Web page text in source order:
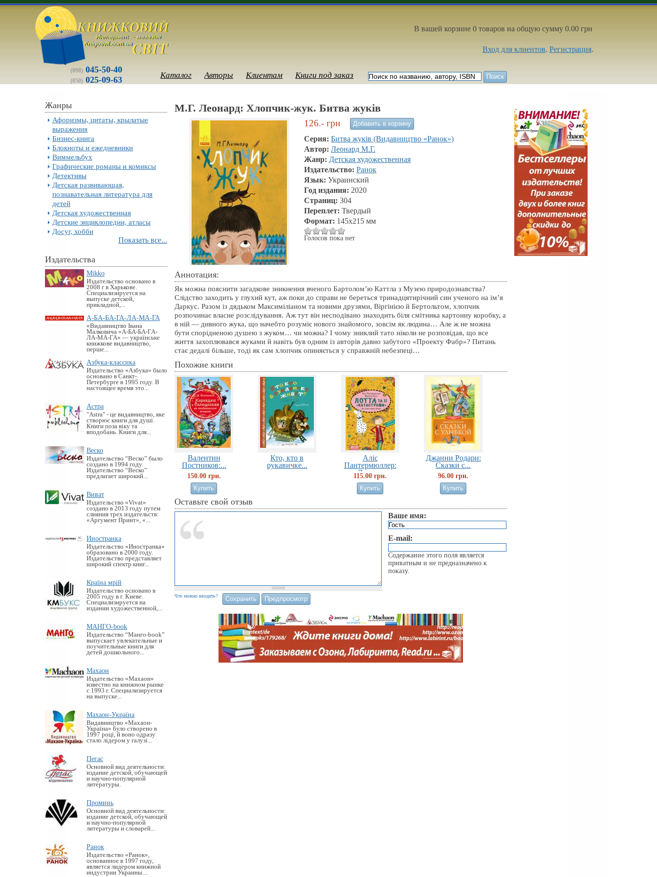
Вход для клиентов. Регистрация.
(098) 045-50-40
(050) 025-09-63
В вашей корзине 0 товаров на общую сумму 0.00 грн
Каталог Авторы Клиентам Книги под заказ
Жанры
Афоризмы, цитаты, крылатые
выражения
Бизнес-книга
Блокноты и ежедневники
Виммельбух
Графические романы и комиксы
Детективы
Детская развивающая,
познавательная литература для
детей
Детская художественная
Детские энциклопедии, атласы
Досуг, хобби
Показать все...
Издательства
Mikko
Издательство основано в
2008 г в Харькове.
Специализируется на
выпуске детской,
прикладной,...
А-БА-БА-ГА-ЛА-МА-ГА
«Видавництво Івана
Малковича «А-БА-БА-ГА-
ЛА-МА-ГА» — українське
книжкове видавництво,
перше...
Азбука-классика
Издательство «Азбука» было
основано в Санкт-
Петербурге в 1995 году. В
настоящее время это...
Астра
"Astra" - це видавництво, яке
створює книги для душі.
Книги поза віку та
вподобань. Книги для...
Веско
Издательство “Веско” было
создано в 1994 году.
Издательство “Веско”
предлагает широкий...
Виват
Издательство «Vivat»
создано в 2013 году путем
слияния трех издательств:
«Аргумент Принт», «...
Иностранка
Издательство «Иностранка»
образовано в 2000 году.
Издательство представляет
широкий спектр книг...
Країна мрій
Издательство основано в
2005 году в г. Киеве.
Специализируется на
издании художественной,...
МАНГО-book
Издательство “Манго-book”
выпускает увлекательные и
поучительные книги для
детей дошкольного...
Махаон
Издательство «Махаон»
известно на книжном рынке
с 1993 г. Специализируется
на выпуске...
Махаон-Україна
Видавництво «Махаон-
Україна» було створено в
1997 році, й воно одразу
стало лідером у галузі...
Пегас
Основной вид деятельности:
издание детской, обучающей
и научно-популярной
литературы.
Проминь
Основной вид деятельности:
издание детской, обучающей
и научно-популярной
литературы и словарей...
Ранок
Издательство «Ранок»,
основанное в 1997 году,
является лидером книжной
индустрии Украины....
М.Г. Леонард: Хлопчик-жук. Битва жуків
126.- грн
Серия: Битва жуків (Видавництво «Ранок»)
Автор: Леонард М.Г.
Жанр: Детская художественная
Издательство: Ранок
Язык: Украинский
Год издания: 2020
Страниц: 304
Переплет: Твердый
Формат: 145х215 мм
Голосов пока нет
Аннотация:
Як можна пояснити загадкове зникнення вченого Бартолом’ю Каттла з Музею природознавства?
Слідство заходить у глухий кут, аж поки до справи не береться тринадцятирічний син ученого на ім’я
Даркус. Разом із дядьком Максиміліаном та новими друзями, Віргінією й Бертольтом, хлопчик
розпочинає власне розслідування. Аж тут він несподівано знаходить біля смітника картонну коробку, а
в ній — дивного жука, що начебто розуміє нового знайомого, зовсім як людина… Але ж не можна
бути спорідненою душею з жуком… чи можна? І чому зниклий тато ніколи не розповідав, що все
життя захоплювався жуками й навіть був одним із авторів давно забутого «Проекту Фабр»? Питань
стає дедалі більше, тоді як сам хлопчик опиняється у справжній небезпеці…
Похожие книги
Валентин
Постников:...
150.00 грн.
Кто, кто в
рукавичке...
Аліс
Пантермюллер:
Лотта...
115.00 грн.
Джанни Родари:
Сказки с...
96.00 грн.
Оставьте свой отзыв
Ваше имя:
E-mail:
Содержание этого поля является
приватным и не предназначено к
показу.
Что можно вводить?